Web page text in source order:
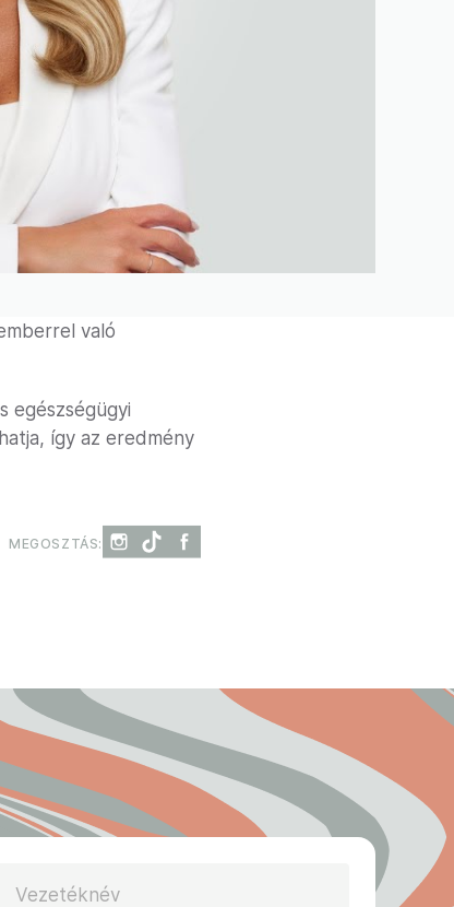
való
egészségügyi
így az eredmény
MEGOSZTÁS:
Vezetéknév